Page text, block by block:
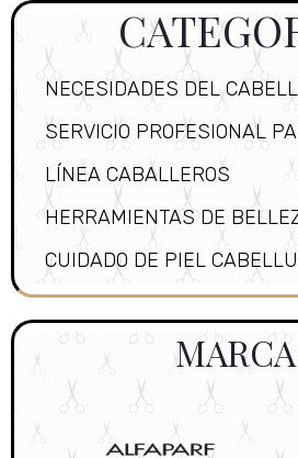
NECESIDADES DEL
SERVICIO PROFESIONAL
LÍNEA CABALLEROS
HERRAMIENTAS DE
CUIDADO DE PIEL